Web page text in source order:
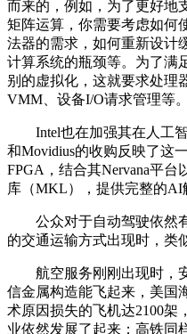
而来的，例如，为了更好地
矩阵运算，你需要考虑如何
法器的需求，如何重新设计
计算系统的瓶颈等。为了满
别的虚拟化，这就要求处理
VMM、设备I/O请求管理等。
Intel也在加强其在人工智
和Movidius的收购反映了这
FPGA，结合其Nervana平
库（MKL），提供完整的AI
公众对于自动驾驶依然有
的交通运输方式出现时，类
航空服务刚刚出现时，安
信金属构造能飞起来，美国
术原因损失的飞机达2100架
业依然发展了起来；高铁同